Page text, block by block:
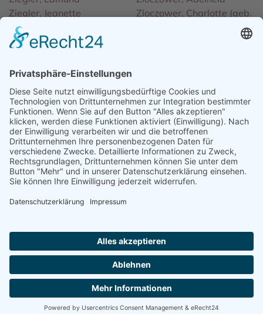
Ziegler, Jeanette
Ziegler, Johanna (geb.
Kronenberger)
Zimmermann, Selma (geb.
Zimmern,
Zimmern,
Zimmern,
Zimmern,
Zimmern, Anna (geb.
Schwarz)
Zimmern, Babette
Zloczower, Charlotte (geb.
Guggenheim)
Zwang, Flora (geb.
Zwang)
Zwang, Hedwig (geb.
Ottenheimer)
Zwang, Selma
Footer
Cookie-Einstellungen Datenschutz
Impressum
intern
by